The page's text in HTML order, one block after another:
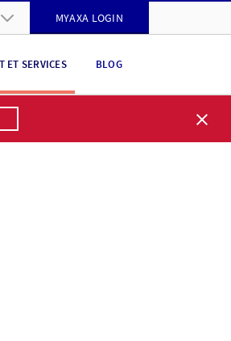
MYAXA LOGIN
ET SERVICES BLOG